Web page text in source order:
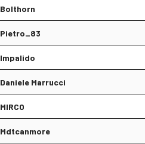
Bolthorn
Pietro_83
Impalido
Daniele Marrucci
MIRCO
Mdtcanmore